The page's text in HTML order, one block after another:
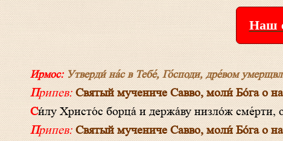
Наш
Ирмос:Утверди́ на́с в Тебе́, Го́споди, дре́вом
Припев: Святый мучениче Савво, моли́ Бо́га о
Си́лу Христо́с борца́ и держа́ву низло́ж
Припев: Святый мучениче Савво, моли́ Бо́га о